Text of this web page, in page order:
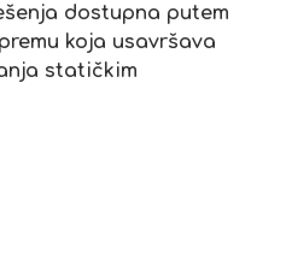
dostupna putem
koja usavršava
statičkim